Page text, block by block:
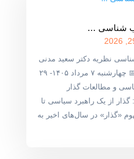
شناسی …
نظریه دکتر سعید مدنی
در گذار از جمهوری اسلامی 📅 چهارشنبه ۷ مرداد ۱۴۰۵- ۲۹
و مطالعات گذار
از یک راهبرد سیاسی تا
«گذار» در سال‌های اخیر به